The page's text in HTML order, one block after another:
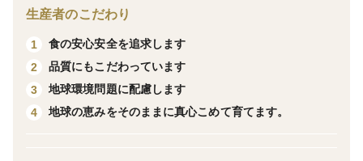
辛味が比較的おだやかで、シャキシャキとした食感を楽
生産者のこだわり
1
食の安心安全を追求します
2
品質にもこだわっています
3
地球環境問題に配慮します
4
地球の恵みをそのままに真心こめて育てます。